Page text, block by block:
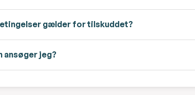
gælder for tilskuddet?
ansøger jeg?